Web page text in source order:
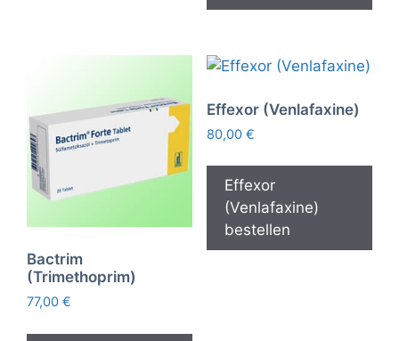
Bactrim
(Trimethoprim)
77,00 €
Effexor (Venlafaxine)
80,00 €
Effexor
(Venlafaxine)
bestellen